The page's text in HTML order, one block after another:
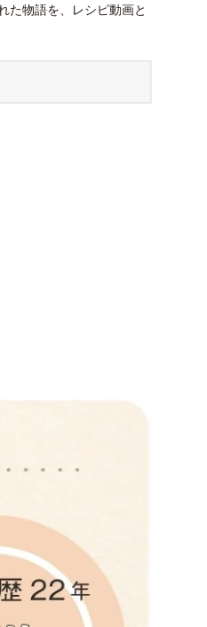
た物語を、レシピ動画と